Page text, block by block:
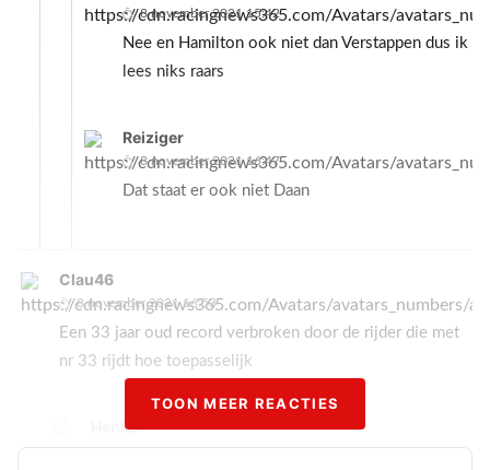
8 november 2021 15:42
Nee en Hamilton ook niet dan Verstappen dus ik
lees niks raars
Reiziger
8 november 2021 16:47
Dat staat er ook niet Daan
Clau46
8 november 2021 16:53
Een 33 jaar oud record verbroken door de rijder die met
nr 33 rijdt hoe toepasselijk
HenkD
8 november 2021 21:18
TOON MEER REACTIES